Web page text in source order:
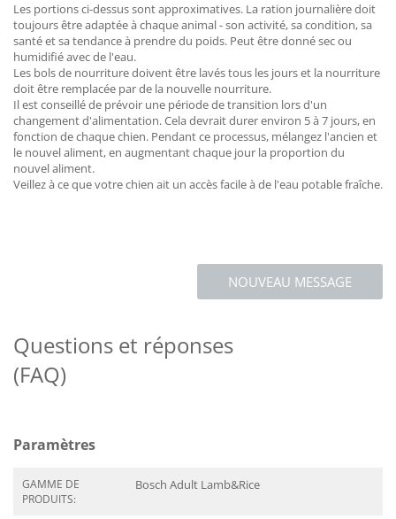
Les portions ci-dessus sont approximatives. La ration journalière doit
toujours être adaptée à chaque animal - son activité, sa condition, sa
santé et sa tendance à prendre du poids. Peut être donné sec ou
humidifié avec de l'eau.
Les bols de nourriture doivent être lavés tous les jours et la nourriture
doit être remplacée par de la nouvelle nourriture.
Il est conseillé de prévoir une période de transition lors d'un
changement d'alimentation. Cela devrait durer environ 5 à 7 jours, en
fonction de chaque chien. Pendant ce processus, mélangez l'ancien et
le nouvel aliment, en augmentant chaque jour la proportion du
nouvel aliment.
Veillez à ce que votre chien ait un accès facile à de l'eau potable fraîche.
NOUVEAU MESSAGE
Questions et réponses
(FAQ)
Paramètres
GAMME DE
PRODUITS:
Bosch Adult Lamb&Rice